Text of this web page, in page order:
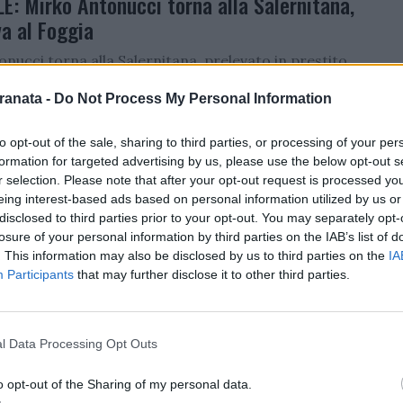
- Do Not Process My Personal Information
opt-out of the sale, sharing to third parties, or processing of your
for targeted advertising by us, please use the below opt-out
selection. Please note that after your opt-out request is processed
interest-based ads based on personal information utilized by us
to third parties prior to your opt-out. You may separately
of your personal information by third parties on the IAB’s list of
This information may also be disclosed by us to third parties on the
Participants that may further disclose it to other third parties.
Data Processing Opt Outs
opt-out of the Sharing of my personal data.
al Foggia
torna alla Salernitana, prelevato in prestito
con...
Antonio Pio Iervolino all’Audace
a titolo temporaneo
1919 comunica di aver raggiunto l’accordo
Audace Cerignola per il trasferimento del